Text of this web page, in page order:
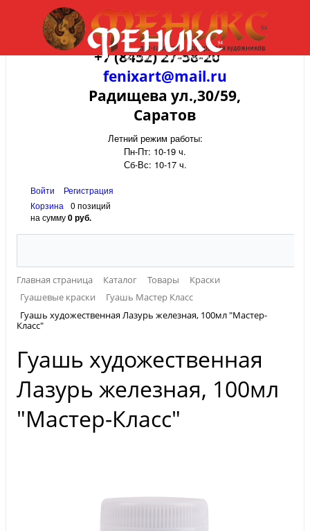
+7 (8452) 27-58-20
fenixart@mail.ru
Радищева ул.,30/59,
Саратов
Летний режим работы:
Пн-Пт: 10-19 ч.
Сб-Вс: 10-17 ч.
Войти
Регистрация
Корзина
0 позиций
на сумму0 руб.
Главная страница Каталог Товары
Краски
Гуашевые краски
Гуашь Мастер Класс
Гуашь художественная Лазурь железная, 100мл "Мастер-
Класс"
Гуашь художественная
Лазурь железная, 100мл
"Мастер-Класс"